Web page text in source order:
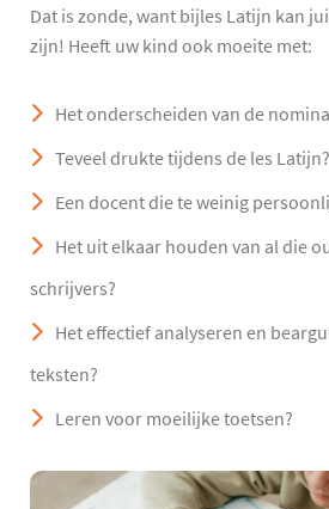
Dat is zonde, want bijles Latijn kan
zijn! Heeft uw kind ook moeite met:
Het onderscheiden van de
Teveel drukte tijdens de les Latijn?
Een docent die te weinig
Het uit elkaar houden van al die
schrijvers?
Het effectief analyseren en
teksten?
Leren voor moeilijke toetsen?